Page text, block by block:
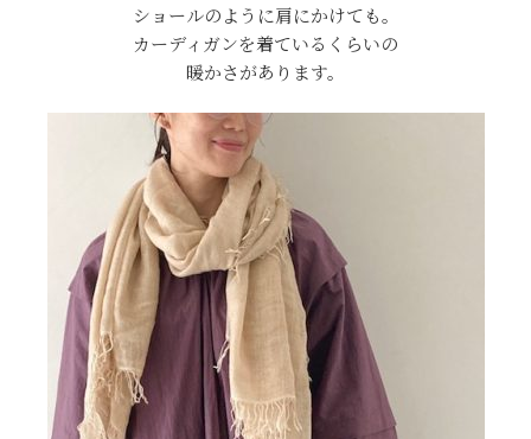
ショールのように肩にかけても。
カーディガンを着ているくらいの
暖かさがあります。